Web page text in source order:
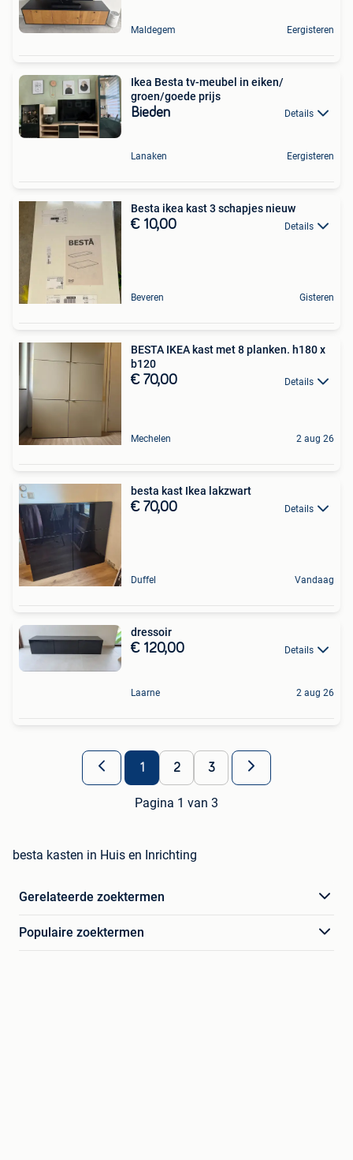
Maldegem Eergisteren
Ikea Besta tv-meubel in eiken/
groen/goede prijs
Bieden Details
Lanaken Eergisteren
Besta ikea kast 3 schapjes nieuw
€ 10,00 Details
Beveren Gisteren
BESTA IKEA kast met 8 planken. h180 x
b120
€ 70,00 Details
Mechelen 2 aug 26
besta kast Ikea lakzwart
€ 70,00 Details
Duffel Vandaag
dressoir
€ 120,00 Details
Laarne 2 aug 26
1 2 3
Pagina 1 van 3
besta kasten in Huis en Inrichting
Gerelateerde zoektermen
Populaire zoektermen